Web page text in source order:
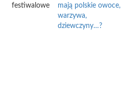
festiwalowe
mają polskie owoce,
warzywa,
dziewczyny…?